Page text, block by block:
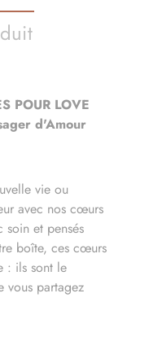
POUR LOVE
d'Amour
vie ou
avec nos cœurs
soin et pensés
boîte, ces cœurs
: ils sont le
vous partagez